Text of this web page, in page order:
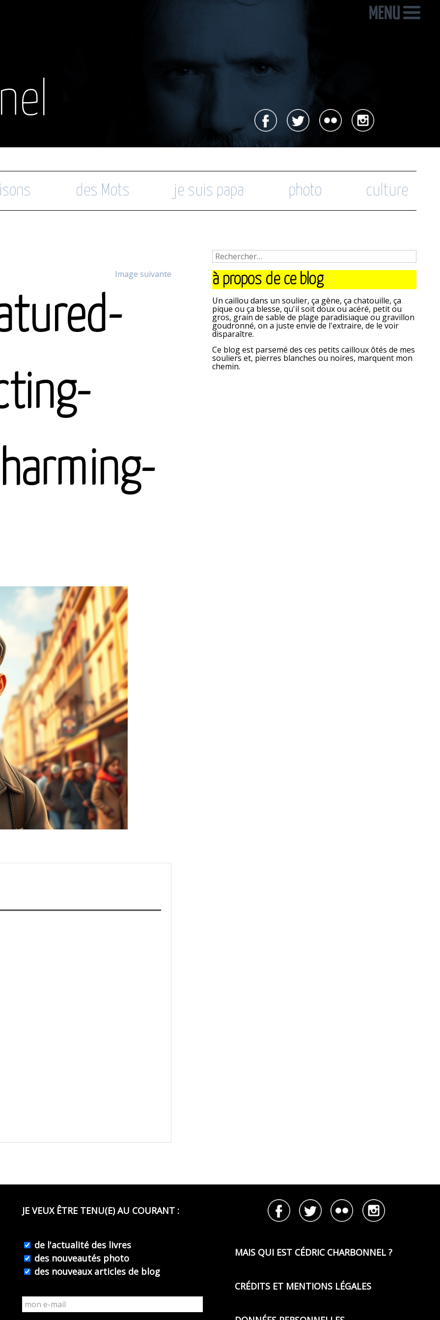
des Mots je suis papa photo culture
Image suivante à propos de ce blog
Un caillou dans un soulier, ça gène, ça chatouille, ça
pique ou ça blesse, qu'il soit doux ou acéré, petit ou
gros, grain de sable de plage paradisiaque ou gravillon
goudronné, on a juste envie de l'extraire, de le voir
disparaître.
Ce blog est parsemé des ces petits cailloux ôtés de mes
souliers et, pierres blanches ou noires, marquent mon
chemin.
JE VEUX ÊTRE TENU(E) AU COURANT :
de l'actualité des livres
des nouveautés photo
des nouveaux articles de blog
MAIS QUI EST CÉDRIC CHARBONNEL ?
CRÉDITS ET MENTIONS LÉGALES